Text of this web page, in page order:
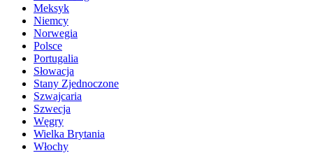
Meksyk
Niemcy
Norwegia
Polsce
Portugalia
Słowacja
Stany Zjednoczone
Szwajcaria
Szwecja
Węgry
Wielka Brytania
Włochy